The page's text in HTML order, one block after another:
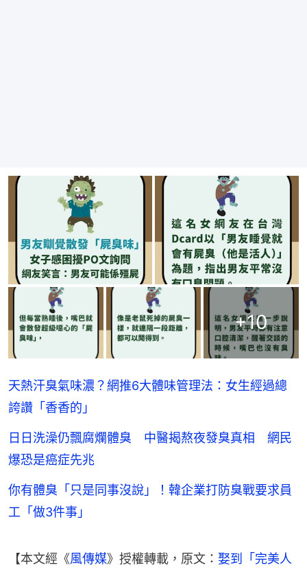
+10
天熱汗臭氣味濃？網推6大體味管理法：女生經過總
誇讚「香香的」
日日洗澡仍飄腐爛體臭 中醫揭熬夜發臭真相 網民
爆恐是癌症先兆
你有體臭「只是同事沒說」！韓企業打防臭戰要求員
工「做3件事」
【本文經《風傳媒》授權轉載，原文： 娶到「完美人